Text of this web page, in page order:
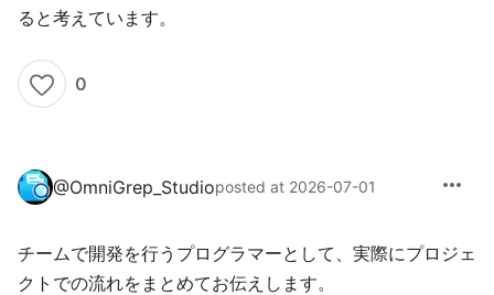
ると考えています。
0
@OmniGrep_Studioposted at 2026-07-01 more_horiz
チームで開発を行うプログラマーとして、実際にプロジェ
クトでの流れをまとめてお伝えします。